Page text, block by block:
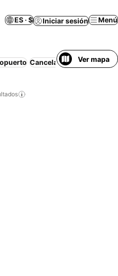
ES · $ Iniciar sesión Menú
Cancelación gratuita
Ver mapa